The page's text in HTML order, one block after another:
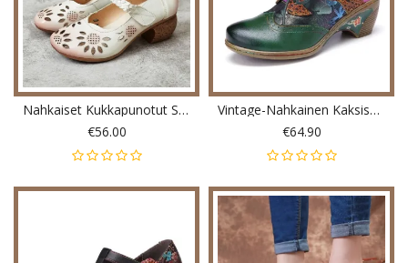
Nahkaiset Kukkapunotut Säädettävät Nilkkahihnat Paksut Kantapää D'orsay-Pumput
€56.00
Vintage-Nahkainen Kaksisuuntainen Irrotettava Olkahihna Muleilla Nauhoitettavat Koukkusilmukat Slingback-Pumput
€64.90